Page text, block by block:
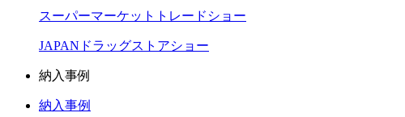
スーパーマーケットトレードショー
JAPANドラッグストアショー
納入事例
納入事例